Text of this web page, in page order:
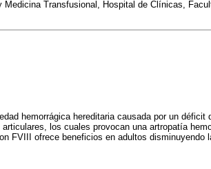
Medicina Transfusional, Hospital de Clínicas,
hemorrágica hereditaria causada por un déficit
los cuales provocan una artropatía
FVIII ofrece beneficios en adultos disminuyendo